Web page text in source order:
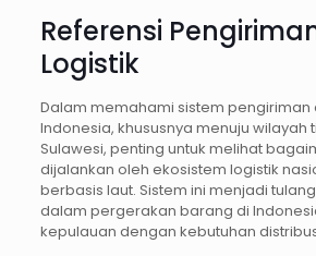
Referensi
Logistik
Dalam memahami sistem pengiriman
Indonesia, khususnya menuju wilayah
Sulawesi, penting untuk melihat
dijalankan oleh ekosistem logistik
berbasis laut. Sistem ini menjadi
dalam pergerakan barang di
kepulauan dengan kebutuhan